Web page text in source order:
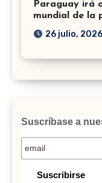
Paraguay irá
mundial de la
26 julio, 2026
Suscríbase a